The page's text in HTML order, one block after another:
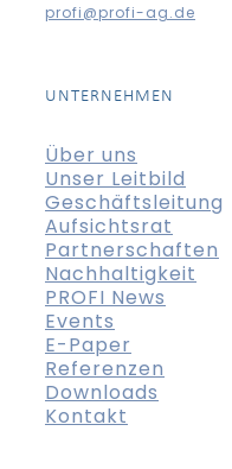
profi@profi-ag.de
UNTERNEHMEN
Über uns
Unser Leitbild
Geschäftsleitung
Aufsichtsrat
Partnerschaften
Nachhaltigkeit
PROFI News
Events
E-Paper
Referenzen
Downloads
Kontakt